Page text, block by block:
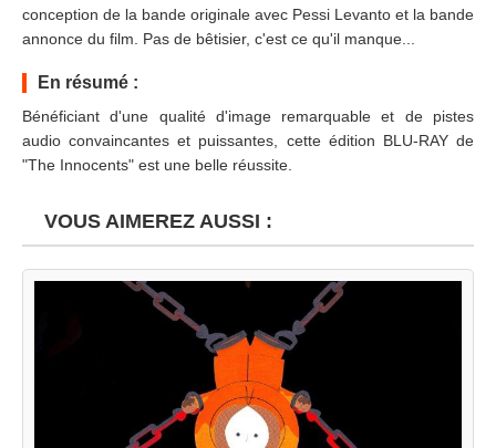
conception de la bande originale avec Pessi Levanto et la bande
annonce du film. Pas de bêtisier, c'est ce qu'il manque...
En résumé :
Bénéficiant d'une qualité d'image remarquable et de pistes
audio convaincantes et puissantes, cette édition BLU-RAY de
"The Innocents" est une belle réussite.
VOUS AIMEREZ AUSSI :